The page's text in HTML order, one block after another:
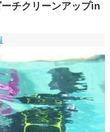
チクリーンアップin